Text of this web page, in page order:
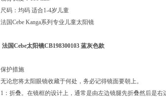
尺码：均码 适合1-4岁儿童
法国Cebe Kanga系列专业儿童太阳镜
法国Cebe太阳镜CB198300103 蓝灰色款
保护措施
无论您将太阳眼镜收藏于何处，务必记得镜面要朝上。
1：折叠。在镜框的设计上，通常是由左边镜腿先折叠然后是右